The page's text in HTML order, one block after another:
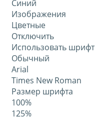
Синий
Изображения
Цветные
Отключить
Использовать шрифт
Обычный
Arial
Times New Roman
Размер шрифта
100%
125%